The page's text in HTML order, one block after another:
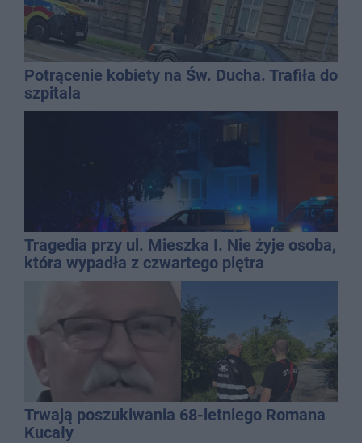
Potrącenie kobiety na Św. Ducha. Trafiła do
szpitala
Tragedia przy ul. Mieszka I. Nie żyje osoba,
która wypadła z czwartego piętra
Trwają poszukiwania 68-letniego Romana
Kucały